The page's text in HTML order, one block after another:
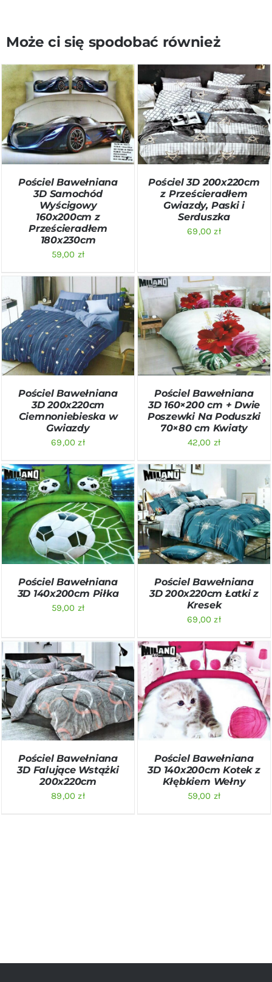
Może ci się spodobać również
DODAJ DO KOSZYKA
SZCZEGÓŁY
Pościel Bawełniana
3D Samochód
Wyścigowy
160x200cm z
Prześcieradłem
180x230cm
59,00 zł
DODAJ DO KOSZYKA
/
SZCZEGÓŁY
Pościel 3D 200x220cm
z Prześcieradłem
Gwiazdy, Paski i
Serduszka
69,00zł
DODAJ DO KOSZYKA
/
SZCZEGÓŁY
Pościel Bawełniana
3D 200x220cm
Ciemnoniebieska w
Gwiazdy
69,00zł
DODAJ DO KOSZYKA
/
SZCZEGÓŁY
Pościel Bawełniana
3D 160×200 cm + Dwie
Poszewki Na Poduszki
70×80 cm Kwiaty
42,00 zł
DODAJ DO KOSZYKA
/
SZCZEGÓŁY
Pościel Bawełniana
3D 140x200cm Piłka
59,00 zł
DODAJ DO KOSZYKA
/
SZCZEGÓŁY
Pościel Bawełniana
3D 200x220cm Łatki z
Kresek
69,00zł
DODAJ DO KOSZYKA
/
SZCZEGÓŁY
Pościel Bawełniana
3D Falujące Wstążki
200x220cm
89,00zł
DODAJ DO KOSZYKA
SZCZEGÓŁY
Pościel Bawełniana
3D 140x200cm Kotek z
Kłębkiem Wełny
59,00 zł